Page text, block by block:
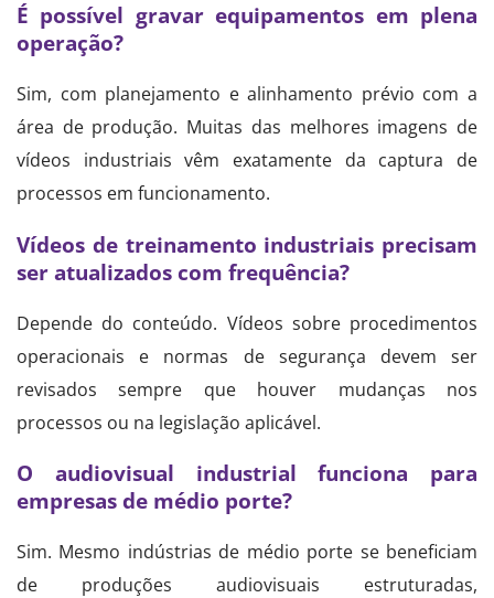
É possível gravar equipamentos em plena
operação?
Sim, com planejamento e alinhamento prévio com a
área de produção. Muitas das melhores imagens de
vídeos industriais vêm exatamente da captura de
processos em funcionamento.
Vídeos de treinamento industriais precisam
ser atualizados com frequência?
Depende do conteúdo. Vídeos sobre procedimentos
operacionais e normas de segurança devem ser
revisados sempre que houver mudanças nos
processos ou na legislação aplicável.
O audiovisual industrial funciona para
empresas de médio porte?
Sim. Mesmo indústrias de médio porte se beneficiam
de produções audiovisuais estruturadas,